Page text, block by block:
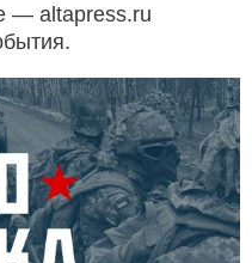
— altapress.ru